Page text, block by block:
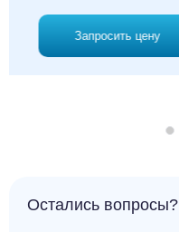
Остались вопросы?